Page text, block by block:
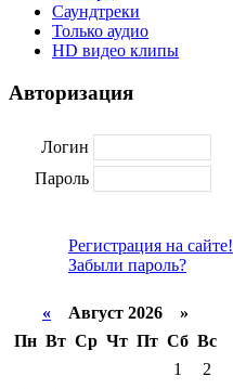
Саундтреки
Только аудио
HD видео клипы
Авторизация
Логин
Пароль
Регистрация на сайте!
Забыли пароль?
« Август 2026 »
Пн Вт Ср Чт Пт Сб Вс
1
2